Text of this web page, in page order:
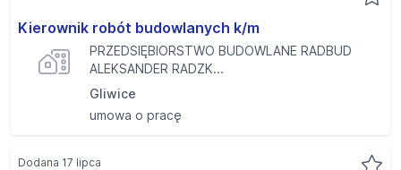
Kierownik robót budowlanych k/m
PRZEDSIĘBIORSTWO BUDOWLANE RADBUD
ALEKSANDER RADZK...
Gliwice
umowa o pracę
Dodana 17 lipca